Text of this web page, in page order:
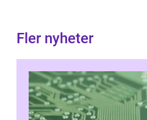
Fler nyheter